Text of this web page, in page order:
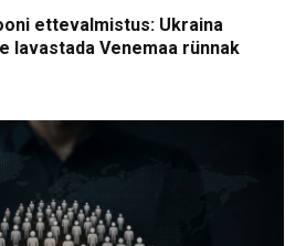
ettevalmistus: Ukraina
lavastada Venemaa rünnak